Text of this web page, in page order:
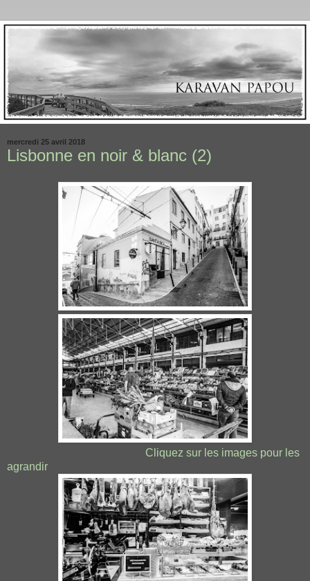
mercredi 25 avril 2018
Lisbonne en noir & blanc (2)
Cliquez sur les images pour les
agrandir